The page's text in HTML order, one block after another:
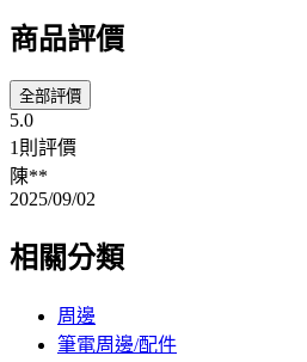
商品評價
全部評價
5.0
1則評價
陳**
2025/09/02
相關分類
周邊
筆電周邊/配件